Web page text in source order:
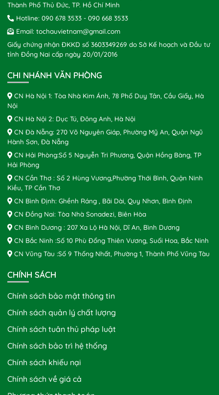
Thành Phố Thủ Đức, TP. Hồ Chí Minh
Hotline: 090 678 3533 - 090 668 3533
Email: tochauvietnam@gmail.com
Giấy chứng nhận ĐKKD số 3603349269 do Sở Kế hoạch và Đầu tư
tỉnh Đồng Nai cấp ngày 20/01/2016
CHI NHÁNH VĂN PHÒNG
CN Hà Nội 1: Tòa Nhà Kim Ánh, 78 Phố Duy Tân, Cầu Giấy, Hà
Nội
CN Hà Nội 2: Dục Tú, Đông Anh, Hà Nội
CN Đà Nẵng: 270 Võ Nguyên Giáp, Phường Mỹ An, Quận Ngũ
Hành Sơn, Đà Nẵng
CN Hải Phòng:Số 5 Nguyễn Tri Phương, Quận Hồng Bàng, TP
Hải Phòng
CN Cần Thơ : Số 2 Hùng Vương,Phường Thới Bình, Quận Ninh
Kiều, TP Cần Thơ
CN Bình Định: Ghềnh Ráng , Bãi Dài, Quy Nhơn, Bình Định
CN Đồng Nai: Tòa Nhà Sonadezi, Biên Hòa
CN Bình Dương : 207 Xa Lộ Hà Nội, Dĩ An, Bình Dương
CN Bắc Ninh :Số 10 Phù Đổng Thiên Vương, Suối Hoa, Bắc Ninh
CN Vũng Tàu :Số 9 Thống Nhất, Phường 1, Thành Phố Vũng Tàu
CHÍNH SÁCH
Chính sách bảo mật thông tin
Chính sách quản lý chất lượng
Chính sách tuân thủ pháp luật
Chính sách bảo trì hệ thống
Chính sách khiếu nại
Chính sách về giá cả